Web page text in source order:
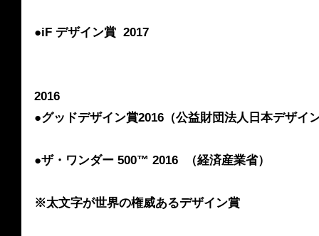
●iF デザイン賞  2017
2016
●グッドデザイン賞2016（公益財団法人日本デザイ
●ザ・ワンダー 500™ 2016  （経済産業省）
※太文字が世界の権威あるデザイン賞